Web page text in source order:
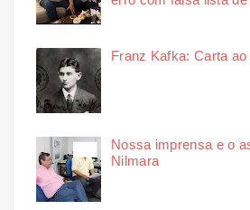
Franz Kafka: Carta ao
Nossa imprensa e o
Nilmara